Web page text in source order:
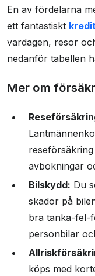
En av fördelarna
ett fantastiskt
vardagen, resor
nedanför tabellen
Mer om
avbokningar
Bilskydd: Du
skador på
bra tanka-fel-
personbilar
köps med